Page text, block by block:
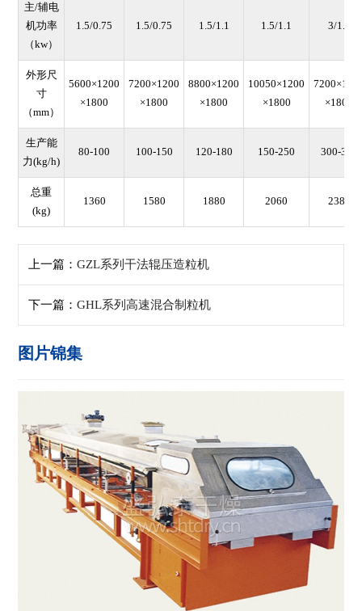
主/辅电
机功率
（kw）
1.5/0.75 1.5/0.75 1.5/1.1 1.5/1.1 3/1.5
外形尺
寸
（mm）
5600×1200
×1800
7200×1200
×1800
8800×1200
×1800
10050×1200
×1800
×1800
生产能
力(kg/h)
80-100 100-150 120-180 150-250 300-380
总重
(kg)
1360 1580 1880 2060 2380
上一篇：GZL系列干法辊压造粒机
下一篇：GHL系列高速混合制粒机
图片锦集